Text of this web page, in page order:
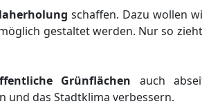
schaffen. Dazu wollen
gestaltet werden. Nur so
Grünflächen auch
und das Stadtklima verbessern.